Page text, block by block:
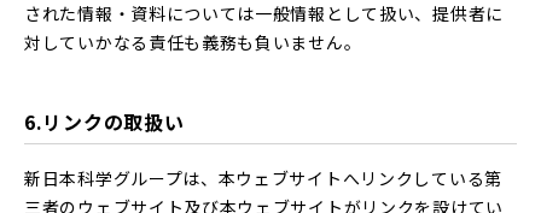
された情報・資料については一般情報として扱い、提供者に
対していかなる責任も義務も負いません。
6.リンクの取扱い
新日本科学グループは、本ウェブサイトへリンクしている第
三者のウェブサイト及び本ウェブサイトがリンクを設けてい